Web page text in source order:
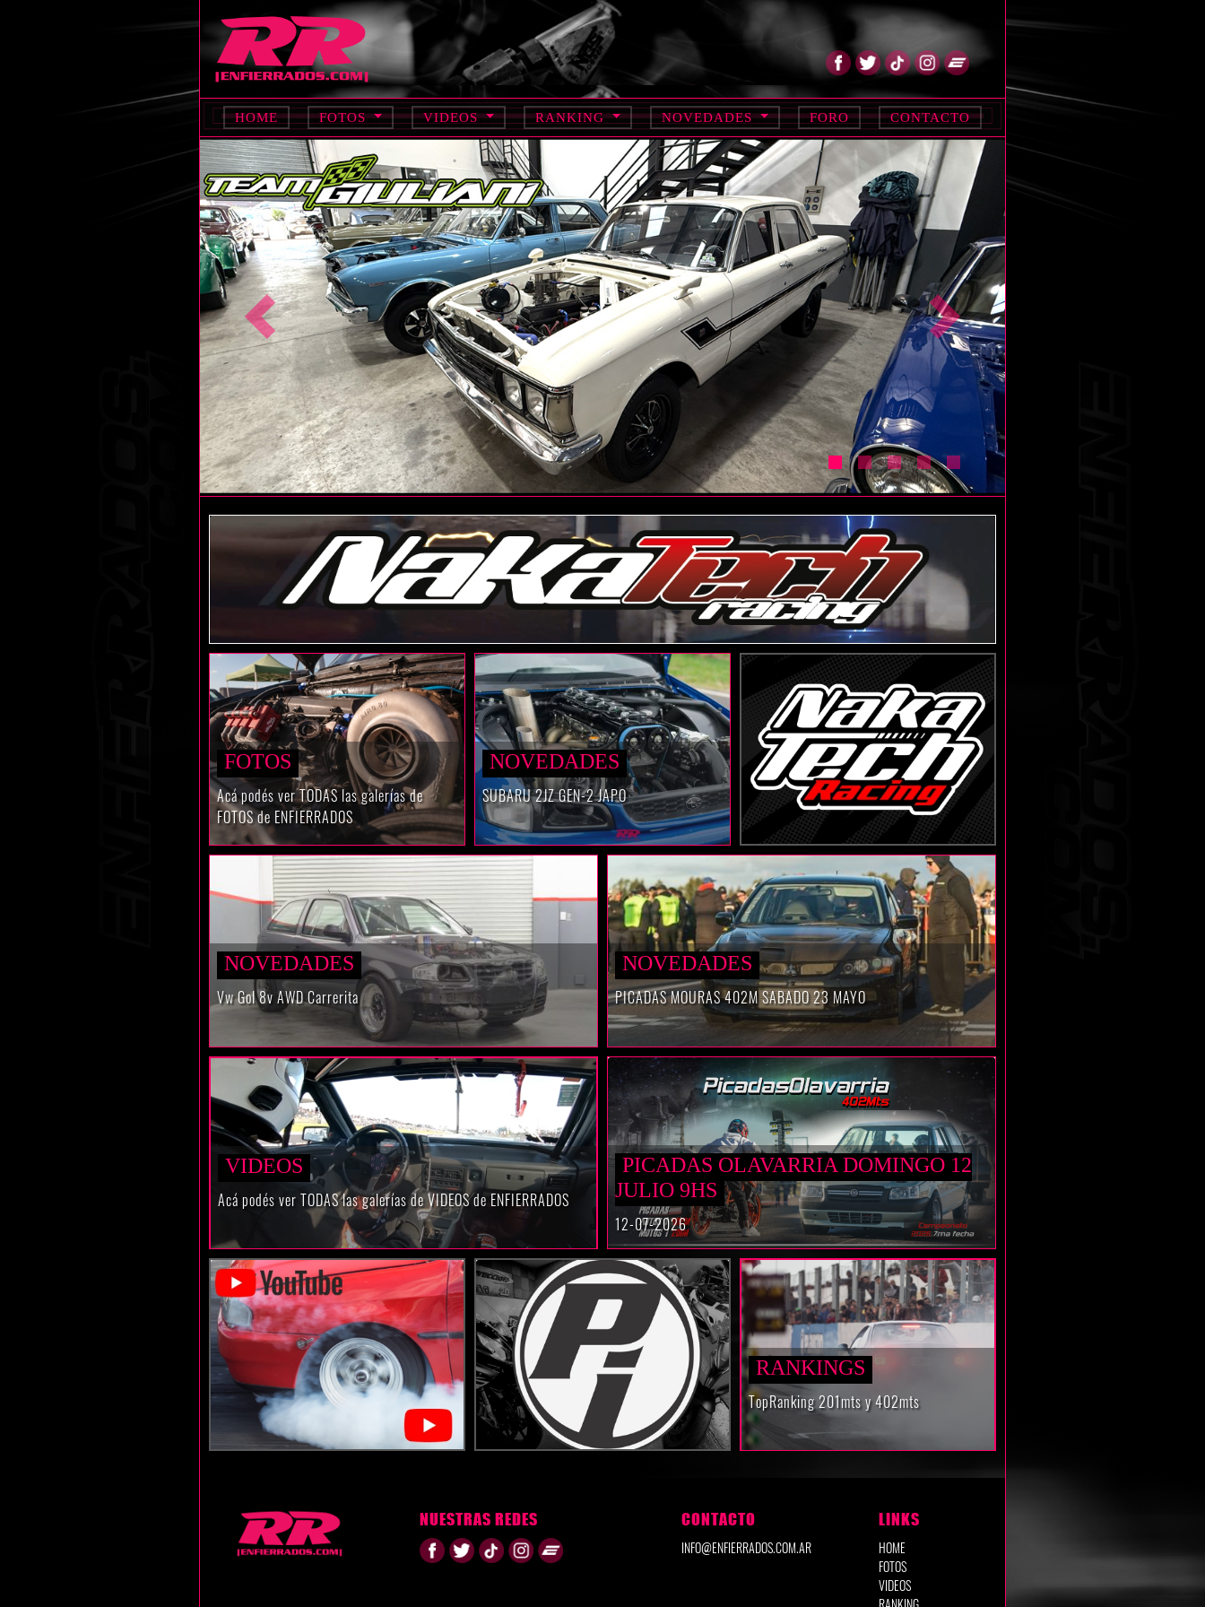
HOME FOTOS VIDEOS RANKING NOVEDADES FORO CONTACTO
Anterior Siguiente
FOTOS
Acá podés ver TODAS las galerías de
FOTOS de ENFIERRADOS
NOVEDADES
SUBARU 2JZ GEN-2 JAPO
NOVEDADES
Vw Gol 8v AWD Carrerita
NOVEDADES
PICADAS MOURAS 402M SABADO 23 MAYO
VIDEOS
Acá podés ver TODAS las galerías de VIDEOS de ENFIERRADOS
PICADAS OLAVARRIA DOMINGO 12
JULIO 9HS
12-07-2026
RANKINGS
TopRanking 201mts y 402mts
NUESTRAS REDES CONTACTO
INFO@ENFIERRADOS.COM.AR
LINKS
HOME
FOTOS
VIDEOS